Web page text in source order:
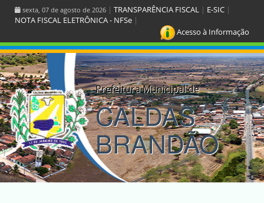
sexta, 07 de agosto de 2026 | TRANSPARÊNCIA FISCAL | E-SIC |
NOTA FISCAL ELETRÔNICA - NFSe |
Acesso à Informação
Prefeitura Municipal de
CALDAS
BRANDÃO